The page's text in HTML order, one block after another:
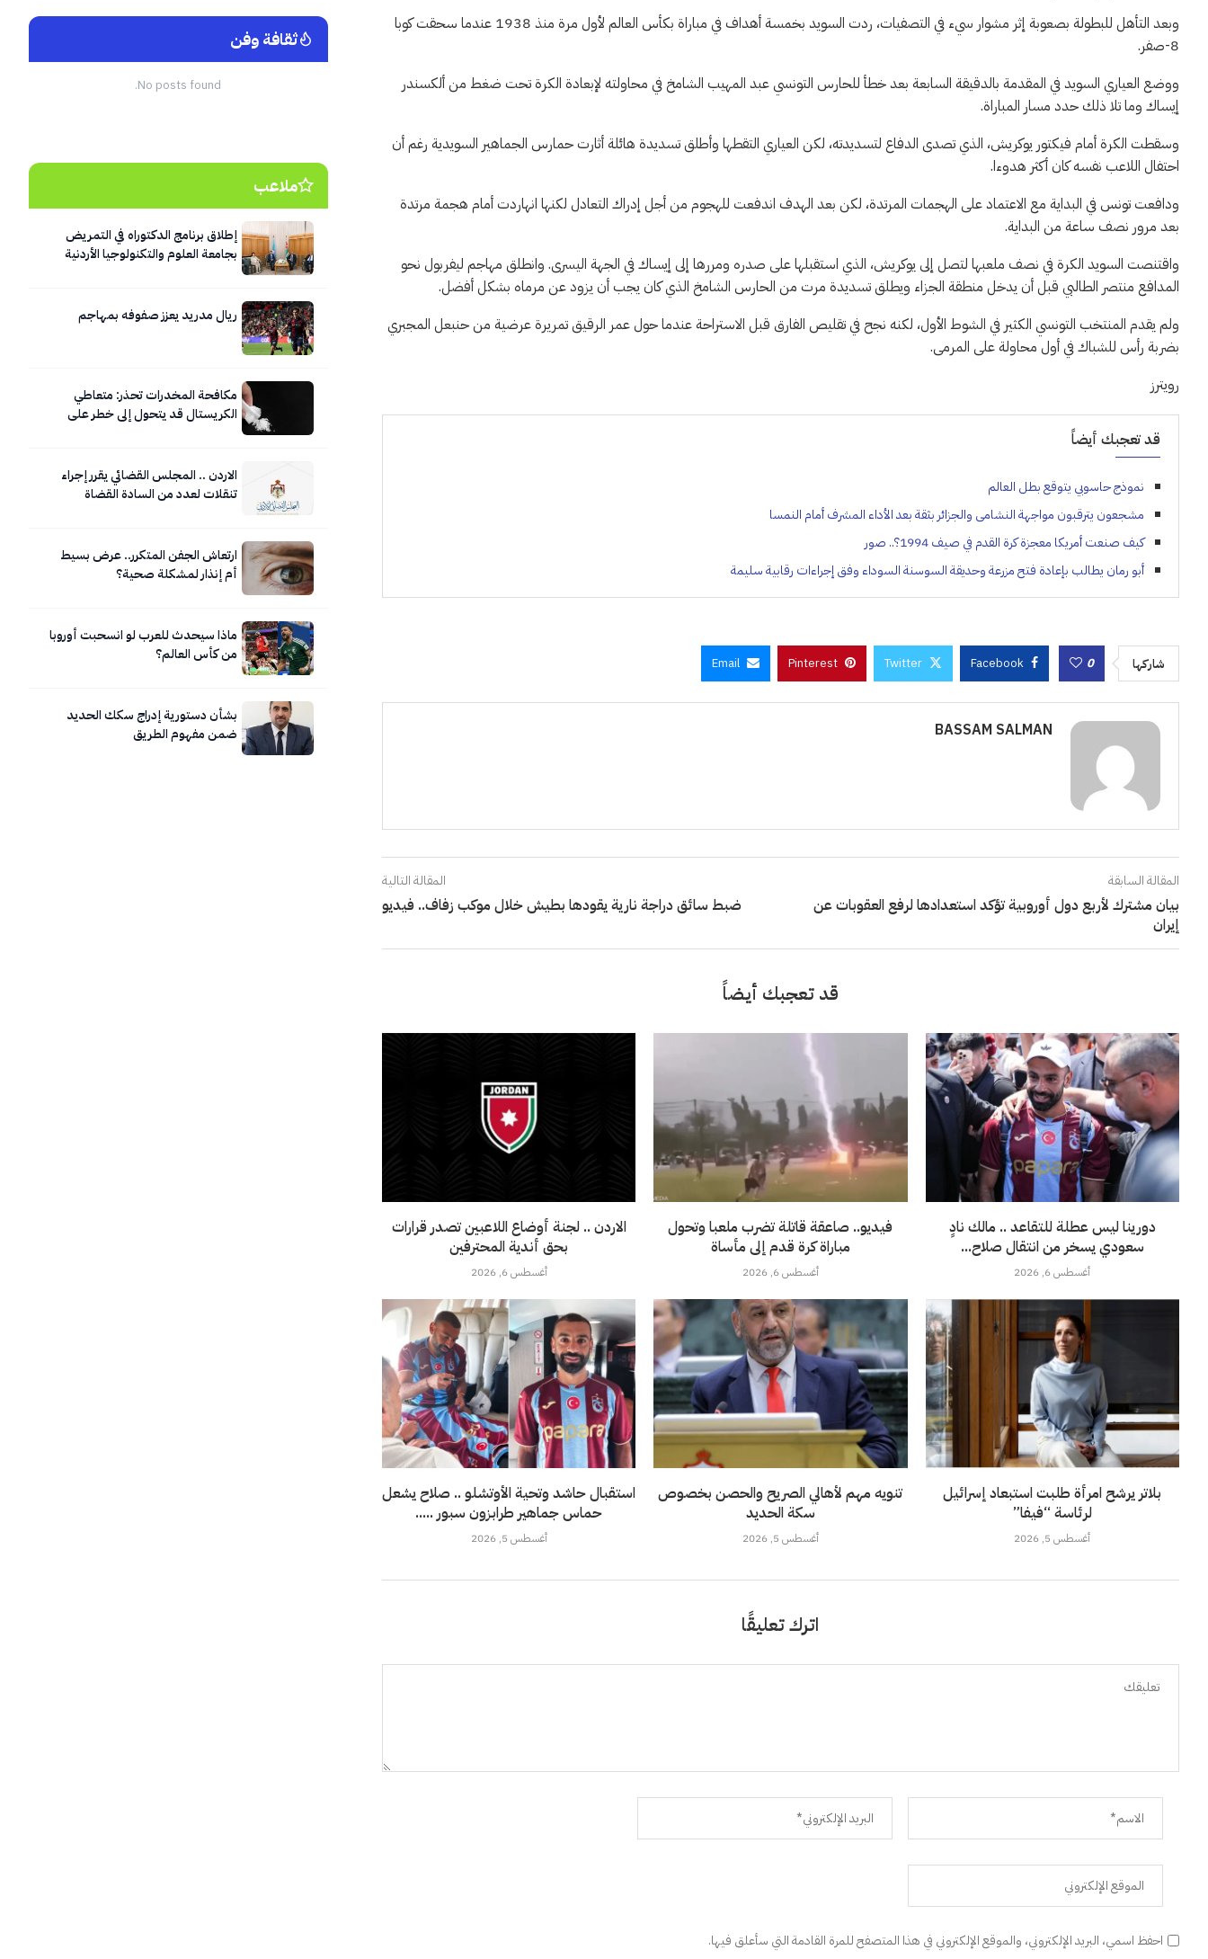
وبعد التأهل للبطولة بصعوبة إثر مشوار سيء في التصفيات، ردت السويد بخمسة أهداف في مباراة بكأس العالم لأول مرة منذ 1938 عندما سحقت كوبا
8-صفر.
ووضع العياري السويد في المقدمة بالدقيقة السابعة بعد خطأ للحارس التونسي عبد المهيب الشامخ في محاولته لإبعادة الكرة تحت ضغط من ألكسندر
إيساك ​وما تلا ذلك حدد مسار المباراة.
وسقطت الكرة أمام فيكتور يوكريش، الذي تصدى الدفاع لتسديدته، لكن العياري التقطها وأطلق تسديدة هائلة ​أثارت حمارس الجماهير السويدية رغم أن
احتفال اللاعب نفسه كان أكثر هدوءا.
ودافعت تونس في البداية مع الاعتماد على ⁠الهجمات المرتدة، لكن بعد الهدف اندفعت للهجوم من أجل إدراك التعادل لكنها انهاردت أمام هجمة مرتدة
بعد مرور نصف ساعة من البداية.
واقتنصت ​السويد الكرة في نصف ملعبها لتصل إلى يوكريش، الذي استقبلها على صدره ومررها إلى إيساك في الجهة اليسرى. وانطلق مهاجم ليفربول نحو
المدافع ​منتصر الطالبي قبل أن يدخل منطقة الجزاء ويطلق تسديدة مرت من الحارس الشامخ الذي كان يجب أن يزود عن مرماه بشكل أفضل.
ولم يقدم المنتخب التونسي الكثير في الشوط الأول، لكنه نجح في تقليص الفارق قبل الاستراحة عندما حول عمر الرقيق تمريرة عرضية من حنبعل المجبري
بضربة رأس للشباك في أول محاولة على ​المرمى.
رويترز
قد تعجبك أيضاً
نموذج حاسوبي يتوقع بطل العالم
مشجعون يترقبون مواجهة النشامى والجزائر بثقة بعد الأداء المشرف أمام النمسا
كيف صنعت أمريكا معجزة كرة القدم في صيف 1994؟.. صور
أبو رمان يطالب بإعادة فتح مزرعة وحديقة السوسنة السوداء وفق إجراءات رقابية سليمة
شاركها 0
Facebook
Twitter
Pinterest
Email
BASSAM SALMAN
المقالة السابقة
بيان مشترك لأربع دول أوروبية تؤكد استعدادها لرفع العقوبات عن
إيران
المقالة التالية
ضبط سائق دراجة نارية يقودها بطيش خلال موكب زفاف.. فيديو
قد تعجبك أيضاً
الاردن .. لجنة أوضاع اللاعبين تصدر قرارات
بحق أندية المحترفين
أغسطس 6, 2026
فيديو.. صاعقة قاتلة تضرب ملعبا وتحول
مباراة كرة قدم إلى مأساة
أغسطس 6, 2026
دورينا ليس عطلة للتقاعد .. مالك نادٍ
سعودي يسخر من انتقال صلاح...
أغسطس 6, 2026
استقبال حاشد وتحية الأوتشلو .. صلاح يشعل
حماس جماهير طرابزون سبور .....
أغسطس 5, 2026
تنويه مهم لأهالي الصريح والحصن بخصوص
سكة الحديد
أغسطس 5, 2026
بلاتر يرشح امرأة طلبت استبعاد إسرائيل
لرئاسة “فيفا”
أغسطس 5, 2026
اترك تعليقًا
احفظ اسمي، البريد الإلكتروني، والموقع الإلكتروني في هذا المتصفح للمرة القادمة التي سأعلق فيها.
ثقافة وفن
No posts found.
ملاعب
إطلاق برنامج الدكتوراه في التمريض
بجامعة العلوم والتكنولوجيا الأردنية
ريال مدريد يعزز صفوفه بمهاجم
مكافحة المخدرات تحذر: متعاطي
الكريستال قد يتحول إلى خطر على
الاردن .. المجلس القضائي يقرر إجراء
تنقلات لعدد من السادة القضاة
ارتعاش الجفن المتكرر.. عرض بسيط
أم إنذار لمشكلة صحية؟
ماذا سيحدث للعرب لو انسحبت أوروبا
من كأس العالم؟
بشأن دستورية إدراج سكك الحديد
ضمن مفهوم الطريق